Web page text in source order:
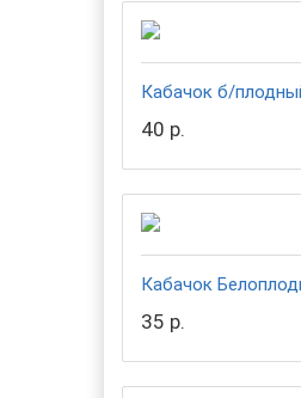
Кабачок б/
40 р.
Кабачок
35 р.